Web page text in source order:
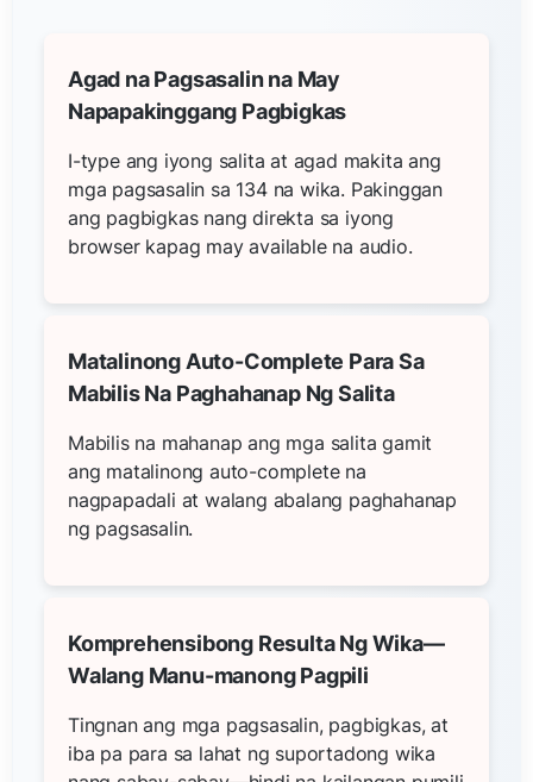
Agad na Pagsasalin na May
Napapakinggang Pagbigkas
I-type ang iyong salita at agad makita ang
mga pagsasalin sa 134 na wika. Pakinggan
ang pagbigkas nang direkta sa iyong
browser kapag may available na audio.
Matalinong Auto-Complete Para Sa
Mabilis Na Paghahanap Ng Salita
Mabilis na mahanap ang mga salita gamit
ang matalinong auto-complete na
nagpapadali at walang abalang paghahanap
ng pagsasalin.
Komprehensibong Resulta Ng Wika—
Walang Manu-manong Pagpili
Tingnan ang mga pagsasalin, pagbigkas, at
iba pa para sa lahat ng suportadong wika